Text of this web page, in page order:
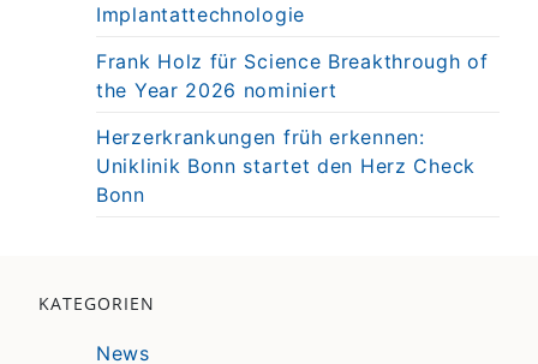
Implantattechnologie
Frank Holz für Science Breakthrough of
the Year 2026 nominiert
Herzerkrankungen früh erkennen:
Uniklinik Bonn startet den Herz Check
Bonn
KATEGORIEN
News